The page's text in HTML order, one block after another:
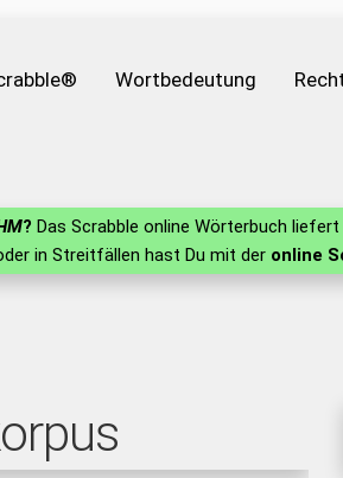
Wortbedeutung
? Das Scrabble online Wörterbuch
in Streitfällen hast Du mit der online